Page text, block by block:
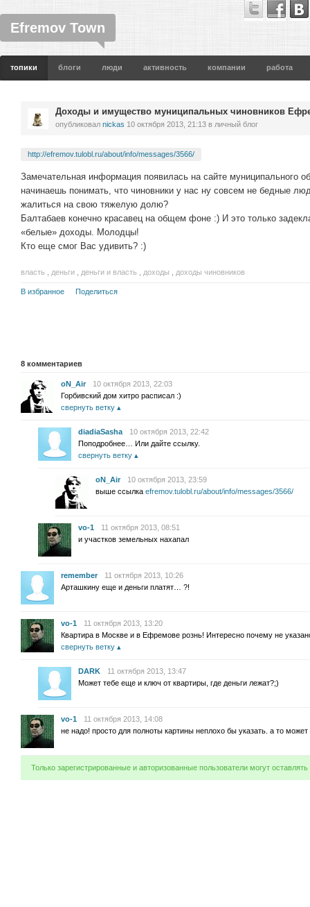
Efremov Town
топики блоги люди активность компании работа
Доходы и имущество муниципальных чиновников
опубликовал nickas 10 октября 2013, 21:13 в личный блог
http://efremov.tulobl.ru/about/info/messages/3566/
Замечательная информация появилась на сайте муниципального
начинаешь понимать, что чиновники у нас ну совсем не бедные
жалиться на свою тяжелую долю?
Балтабаев конечно красавец на общем фоне :) И это только
«белые» доходы. Молодцы!
Кто еще смог Вас удивить? :)
власть деньги деньги и власть доходы доходы чиновников
В избранное Поделиться
8 комментариев
oN_Air
10 октября 2013, 22:03
Горбивский дом хитро расписал :)
свернуть ветку
diadiaSasha
10 октября 2013, 22:42
Поподробнее… Или дайте ссылку.
свернуть ветку
oN_Air
10 октября 2013, 23:59
выше ссылка efremov.tulobl.ru/about/info/messages/3566/
vo-1
11 октября 2013, 08:51
и участков земельных нахапал
remember
11 октября 2013, 10:26
Арташкину еще и деньги платят… ?!
vo-1
11 октября 2013, 13:20
Квартира в Москве и в Ефремове рознь! Интересно почему не
свернуть ветку
DARK
11 октября 2013, 13:47
Может тебе еще и ключ от квартиры, где деньги лежат?;)
vo-1
11 октября 2013, 14:08
не надо! просто для полноты картины неплохо бы указать. а то
Только зарегистрированные и авторизованные пользователи могут